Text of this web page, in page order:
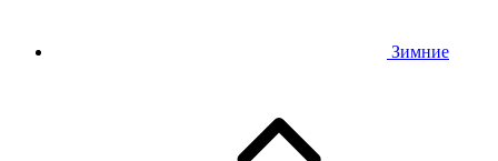
Зимние